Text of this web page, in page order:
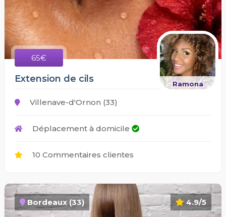
65€
Ramona
Extension de cils
Villenave-d'Ornon (33)
Déplacement à domicile
10 Commentaires clientes
4.9/5
Bordeaux (33)